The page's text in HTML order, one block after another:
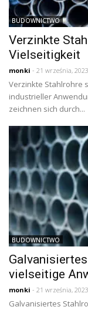
BUDOWNICTWO
Verzinkte
Vielseitigkeit
monki - 21 września, 2023
Verzinkte Stahlrohre
industrieller
zeichnen sich durch...
BUDOWNICTWO
vielseitige
monki - 21 września, 2023
Galvanisiertes